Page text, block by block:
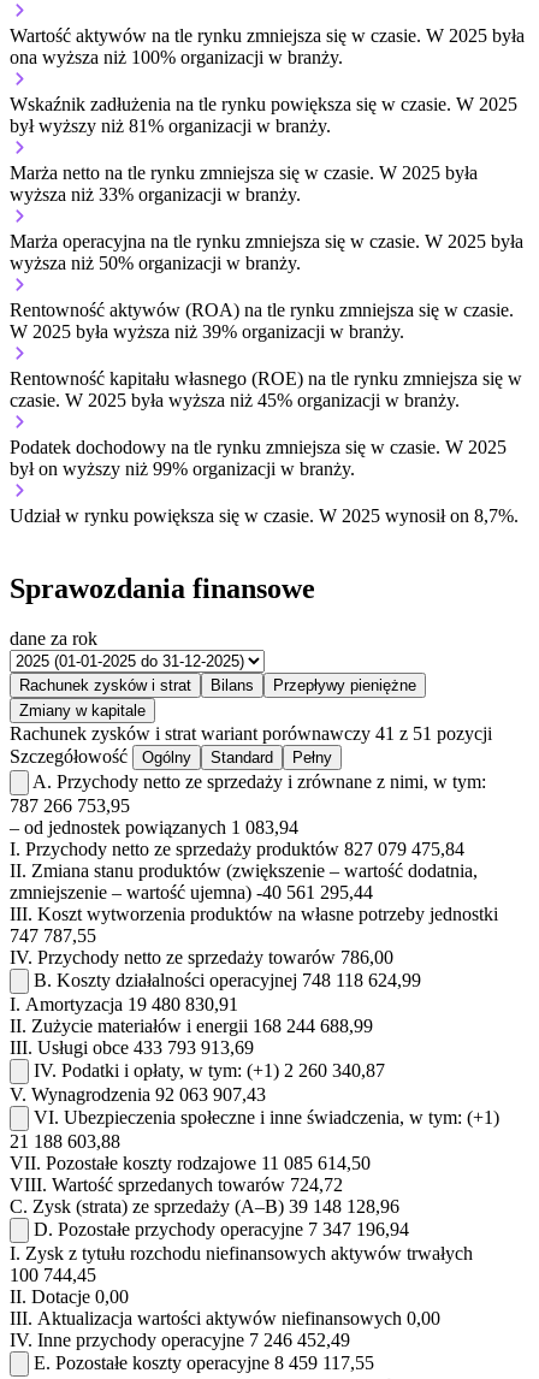
Wartość aktywów na tle rynku zmniejsza się w czasie. W 2025 była
ona wyższa niż 100% organizacji w branży.
Wskaźnik zadłużenia na tle rynku powiększa się w czasie. W 2025
był wyższy niż 81% organizacji w branży.
Marża netto na tle rynku zmniejsza się w czasie. W 2025 była
wyższa niż 33% organizacji w branży.
Marża operacyjna na tle rynku zmniejsza się w czasie. W 2025 była
wyższa niż 50% organizacji w branży.
Rentowność aktywów (ROA) na tle rynku zmniejsza się w czasie.
W 2025 była wyższa niż 39% organizacji w branży.
Rentowność kapitału własnego (ROE) na tle rynku zmniejsza się w
czasie. W 2025 była wyższa niż 45% organizacji w branży.
Podatek dochodowy na tle rynku zmniejsza się w czasie. W 2025
był on wyższy niż 99% organizacji w branży.
Udział w rynku powiększa się w czasie. W 2025 wynosił on 8,7%.
Sprawozdania finansowe
dane za rok
Rachunek zysków i strat Bilans
Przepływy pieniężne
Zmiany w kapitale
Rachunek zysków i strat wariant porównawczy 41 z 51 pozycji
Szczegółowość
Ogólny Standard Pełny
A. Przychody netto ze sprzedaży i zrównane z nimi, w tym:
787 266 753,95
– od jednostek powiązanych 1 083,94
I. Przychody netto ze sprzedaży produktów 827 079 475,84
II. Zmiana stanu produktów (zwiększenie – wartość dodatnia,
zmniejszenie – wartość ujemna) -40 561 295,44
III. Koszt wytworzenia produktów na własne potrzeby jednostki
747 787,55
IV. Przychody netto ze sprzedaży towarów 786,00
B. Koszty działalności operacyjnej 748 118 624,99
I. Amortyzacja 19 480 830,91
II. Zużycie materiałów i energii 168 244 688,99
III. Usługi obce 433 793 913,69
IV. Podatki i opłaty, w tym: (+1) 2 260 340,87
V. Wynagrodzenia 92 063 907,43
VI. Ubezpieczenia społeczne i inne świadczenia, w tym: (+1)
21 188 603,88
VII. Pozostałe koszty rodzajowe 11 085 614,50
VIII. Wartość sprzedanych towarów 724,72
C. Zysk (strata) ze sprzedaży (A–B) 39 148 128,96
D. Pozostałe przychody operacyjne 7 347 196,94
I. Zysk z tytułu rozchodu niefinansowych aktywów trwałych
100 744,45
II. Dotacje 0,00
III. Aktualizacja wartości aktywów niefinansowych 0,00
IV. Inne przychody operacyjne 7 246 452,49
E. Pozostałe koszty operacyjne 8 459 117,55